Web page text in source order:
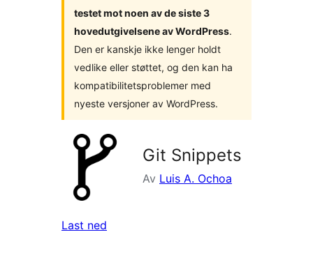
testet mot noen av de siste 3
hovedutgivelsene av WordPress.
Den er kanskje ikke lenger holdt
vedlike eller støttet, og den kan ha
kompatibilitetsproblemer med
nyeste versjoner av WordPress.
Git Snippets
Av Luis A. Ochoa
Last ned